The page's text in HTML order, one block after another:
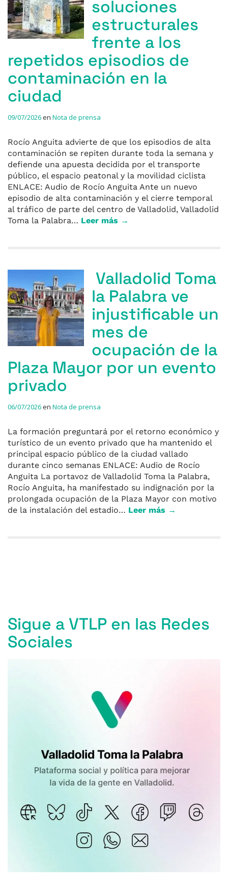
soluciones
estructurales
frente a los
repetidos episodios de
contaminación en la
ciudad
09/07/2026en Nota de prensa
Rocío Anguita advierte de que los episodios de alta
contaminación se repiten durante toda la semana y
defiende una apuesta decidida por el transporte
público, el espacio peatonal y la movilidad ciclista
ENLACE: Audio de Rocío Anguita Ante un nuevo
episodio de alta contaminación y el cierre temporal
al tráfico de parte del centro de Valladolid, Valladolid
Toma la Palabra… Leer más →
Valladolid Toma
la Palabra ve
injustificable un
mes de
ocupación de la
Plaza Mayor por un evento
privado
06/07/2026en Nota de prensa
La formación preguntará por el retorno económico y
turístico de un evento privado que ha mantenido el
principal espacio público de la ciudad vallado
durante cinco semanas ENLACE: Audio de Rocío
Anguita La portavoz de Valladolid Toma la Palabra,
Rocío Anguita, ha manifestado su indignación por la
prolongada ocupación de la Plaza Mayor con motivo
de la instalación del estadio… Leer más →
Sigue a VTLP en las Redes
Sociales